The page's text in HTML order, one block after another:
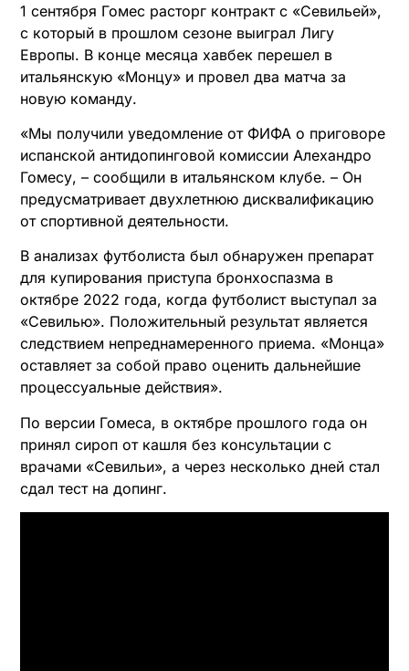
1 сентября Гомес расторг контракт с «Севильей»,
с который в прошлом сезоне выиграл Лигу
Европы. В конце месяца хавбек перешел в
итальянскую «Монцу» и провел два матча за
новую команду.
«Мы получили уведомление от ФИФА о приговоре
испанской антидопинговой комиссии Алехандро
Гомесу, – сообщили в итальянском клубе. – Он
предусматривает двухлетнюю дисквалификацию
от спортивной деятельности.
В анализах футболиста был обнаружен препарат
для купирования приступа бронхоспазма в
октябре 2022 года, когда футболист выступал за
«Севилью». Положительный результат является
следствием непреднамеренного приема. «Монца»
оставляет за собой право оценить дальнейшие
процессуальные действия».
По версии Гомеса, в октябре прошлого года он
принял сироп от кашля без консультации с
врачами «Севильи», а через несколько дней стал
сдал тест на допинг.